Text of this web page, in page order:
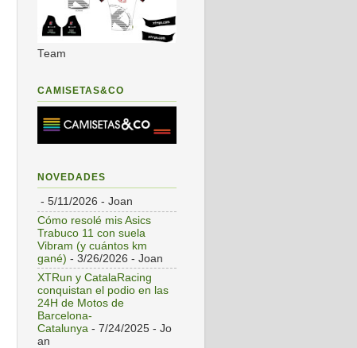
Team
CAMISETAS&CO
NOVEDADES
- 5/11/2026 - Joan
Cómo resolé mis Asics
Trabuco 11 con suela
Vibram (y cuántos km
gané) - 3/26/2026 - Joan
XTRun y CatalaRacing
conquistan el podio en las
24H de Motos de
Barcelona-
Catalunya - 7/24/2025 - Jo
an